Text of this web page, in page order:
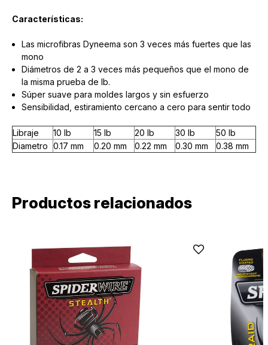
Características:
Las microfibras Dyneema son 3 veces más fuertes que las
mono
Diámetros de 2 a 3 veces más pequeños que el mono de
la misma prueba de lb.
Súper suave para moldes largos y sin esfuerzo
Sensibilidad, estiramiento cercano a cero para sentir todo
Libraje 10 lb 15 lb 20 lb 30 lb
50 lb
Diametro 0.17 mm 0.20 mm 0.22 mm 0.30 mm 0.38 mm
Productos relacionados